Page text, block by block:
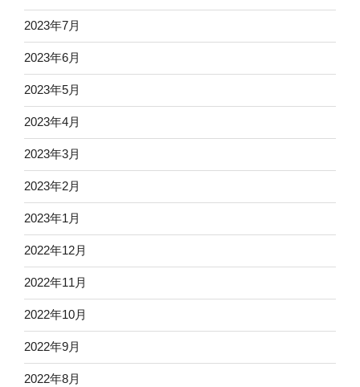
2023年7月
2023年6月
2023年5月
2023年4月
2023年3月
2023年2月
2023年1月
2022年12月
2022年11月
2022年10月
2022年9月
2022年8月